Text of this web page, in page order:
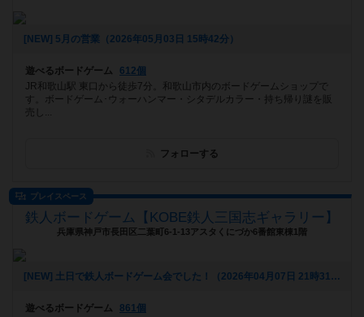
[NEW] 5月の営業（2026年05月03日 15時42分）
遊べるボードゲーム
612個
JR和歌山駅 東口から徒歩7分。和歌山市内のボードゲームショップで
す。ボードゲーム･ウォーハンマー・シタデルカラー・持ち帰り謎を販
売し...
フォローする
プレイスペース
鉄人ボードゲーム【KOBE鉄人三国志ギャラリー】
兵庫県神戸市長田区二葉町6-1-13アスタくにづか6番館東棟1階
[NEW] 土日で鉄人ボードゲーム会でした！（2026年04月07日 21時31分）
遊べるボードゲーム
861個